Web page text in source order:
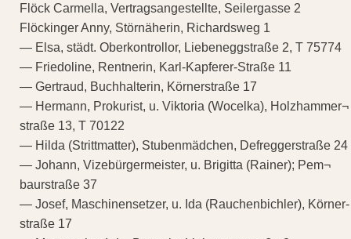
Flöck Carmella, Vertragsangestellte, Seilergasse 2
Flöckinger Anny, Störnäherin, Richardsweg 1
— Elsa, städt. Oberkontrollor, Liebeneggstraße 2, T 75774
— Friedoline, Rentnerin, Karl-Kapferer-Straße 11
— Gertraud, Buchhalterin, Körnerstraße 17
— Hermann, Prokurist, u. Viktoria (Wocelka), Holzhammer¬
straße 13, T 70122
— Hilda (Strittmatter), Stubenmädchen, Defreggerstraße 24
— Johann, Vizebürgermeister, u. Brigitta (Rainer); Pem¬
baurstraße 37
— Josef, Maschinensetzer, u. Ida (Rauchenbichler), Körner-
straße 17